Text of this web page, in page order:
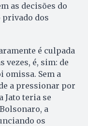
as decisões do
privado dos
é culpada
vezes, é, sim: de
omissa. Sem a
a pressionar por
Jato teria se
a
os